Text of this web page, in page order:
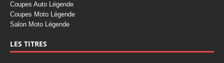
Coupes Auto Légende
Coupes Moto Légende
Salon Moto Légende
LES TITRES